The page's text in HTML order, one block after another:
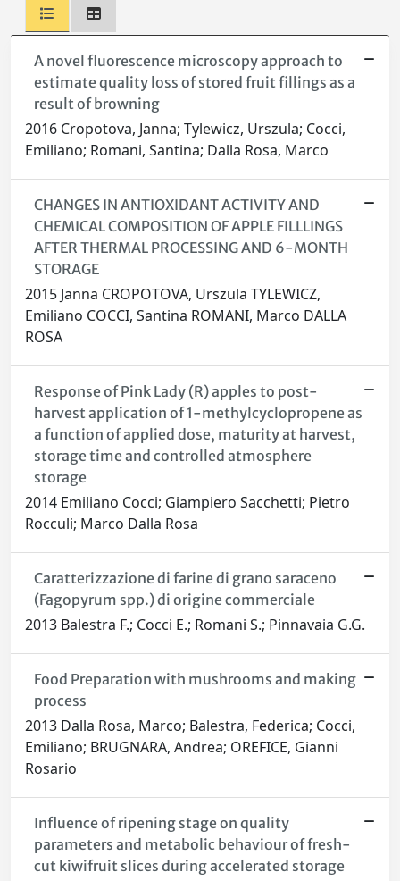
A novel fluorescence microscopy approach to
estimate quality loss of stored fruit fillings as a
result of browning
2016 Cropotova, Janna; Tylewicz, Urszula; Cocci,
Emiliano; Romani, Santina; Dalla Rosa, Marco
CHANGES IN ANTIOXIDANT ACTIVITY AND
CHEMICAL COMPOSITION OF APPLE FILLLINGS
AFTER THERMAL PROCESSING AND 6-MONTH
STORAGE
2015 Janna CROPOTOVA, Urszula TYLEWICZ,
Emiliano COCCI, Santina ROMANI, Marco DALLA
ROSA
Response of Pink Lady (R) apples to post-
harvest application of 1-methylcyclopropene as
a function of applied dose, maturity at harvest,
storage time and controlled atmosphere
storage
2014 Emiliano Cocci; Giampiero Sacchetti; Pietro
Rocculi; Marco Dalla Rosa
Caratterizzazione di farine di grano saraceno
(Fagopyrum spp.) di origine commerciale
2013 Balestra F.; Cocci E.; Romani S.; Pinnavaia G.G.
Food Preparation with mushrooms and making
process
2013 Dalla Rosa, Marco; Balestra, Federica; Cocci,
Emiliano; BRUGNARA, Andrea; OREFICE, Gianni
Rosario
Influence of ripening stage on quality
parameters and metabolic behaviour of fresh-
cut kiwifruit slices during accelerated storage